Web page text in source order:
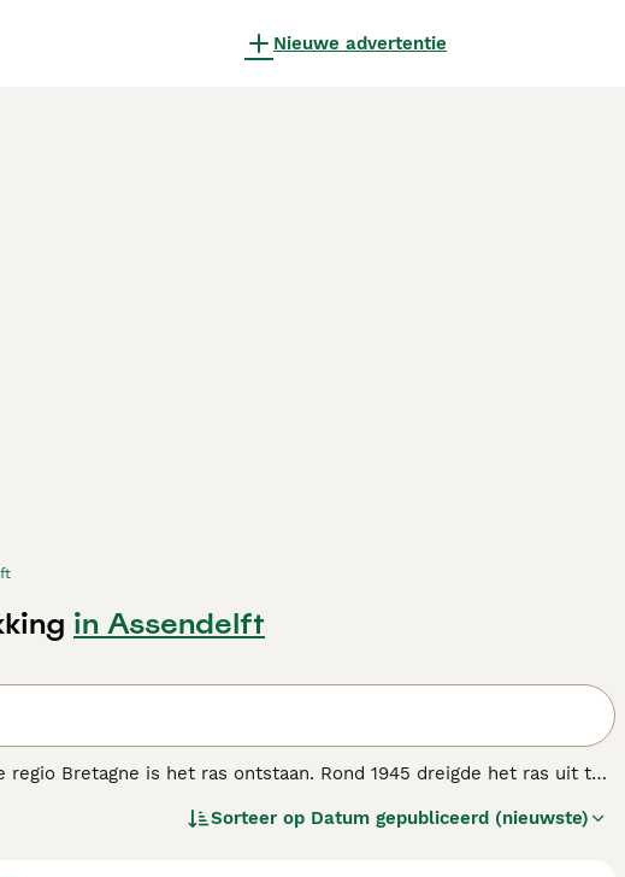
Nieuwe advertentie
in Assendelft
Bretagne is het ras ontstaan. Rond 1945 dreigde het ras uit te
die vooral wordt gebruikt bij de hazenjacht.
Sorteer op Datum gepubliceerd (nieuwste)